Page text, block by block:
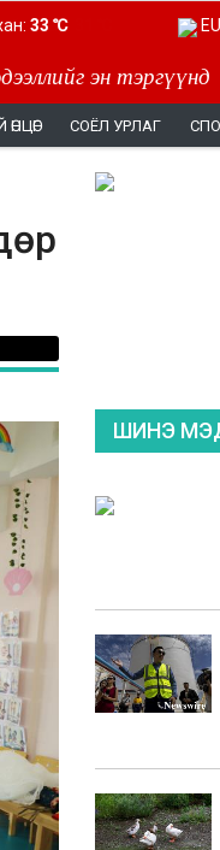
эн тэргүүнд
33 ℃
СОЁЛ УРЛАГ
ШИНЭ